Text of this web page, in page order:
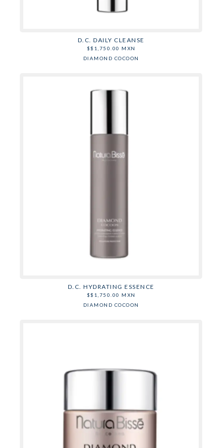
D.C. DAILY CLEANSE
$$ 1,750.00 MXN
DIAMOND COCOON
D.C. HYDRATING ESSENCE
$$ 1,750.00 MXN
DIAMOND COCOON